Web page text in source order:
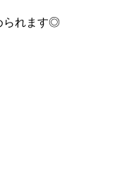
られます◎